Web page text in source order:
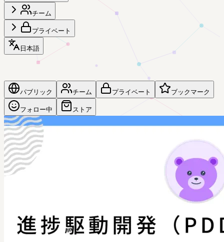
チーム
プライベート
日本語
パブリック チーム プライベート ブックマーク
フォロー中 ストア